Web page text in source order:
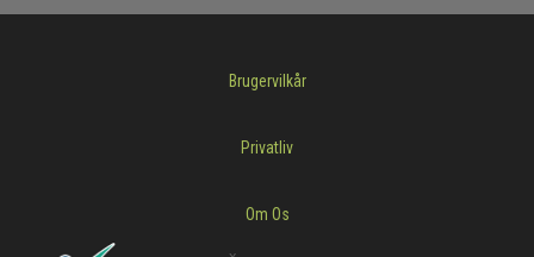
Brugervilkår
Privatliv
Om Os